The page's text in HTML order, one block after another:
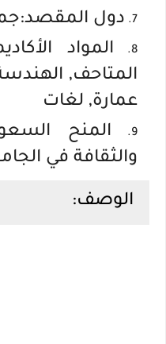
دول
المواد
المتاحف, الهندسة
عمارة, لغات
المنح
والثقافة في
الوصف: